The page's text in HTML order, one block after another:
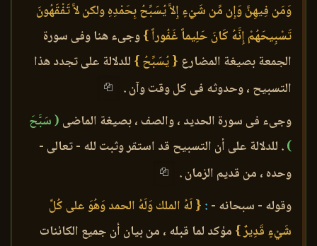
وَمَن فِيهِنَّ وَإِن مِّن شَيْءٍ إِلاَّ يُسَبِّحُ بِحَمْدِهِ ولكن لاَّ تَفْقَهُونَ
تَسْبِيحَهُمْ إِنَّهُ كَانَ حَلِيماً غَفُوراً }وجىء هنا وفى سورة
الجمعة بصيغة المضارع { يُسَبِّحُ } للدلالة على تجدد هذا
التسبيح ، وحدوثه فى كل وقت وآن .
وجىء فى سورة الحديد ، والصف ، بصيغة الماضى ( سَبَّحَ
). للدلالة على أن التسبيح قد استقر وثبت لله - تعالى -
وحده ، من قديم الزمان .
وقوله - سبحانه - : { لَهُ الملك وَلَهُ الحمد وَهُوَ على كُلِّ
شَيْءٍ قَدِيرٌ } مؤكد لما قبله ، من بيان أن جميع الكائنات